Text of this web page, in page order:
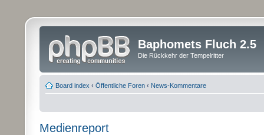
Baphomets Fluch 2.5
Die Rückkehr der Tempelritter
Board index ‹ Öffentliche Foren ‹ News-Kommentare
Medienreport